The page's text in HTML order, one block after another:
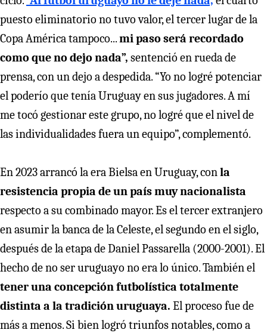
puesto eliminatorio no tuvo valor, el tercer lugar de la
Copa América tampoco...mi paso será recordado
como que no dejo nada”, sentenció en rueda de
prensa, con un dejo a despedida. “Yo no logré potenciar
el poderío que tenía Uruguay en sus jugadores. A mí
me tocó gestionar este grupo, no logré que el nivel de
las individualidades fuera un equipo”, complementó.
En 2023 arrancó la era Bielsa en Uruguay, conla
resistencia propia de un país muy nacionalista
respecto a su combinado mayor. Es el tercer extranjero
en asumir la banca de la Celeste, el segundo en el siglo,
después de la etapa de Daniel Passarella (2000-2001). El
hecho de no ser uruguayo no era lo único. También el
tener una concepción futbolística totalmente
distinta a la tradición uruguaya. El proceso fue de
más a menos. Si bien logró triunfos notables, como a